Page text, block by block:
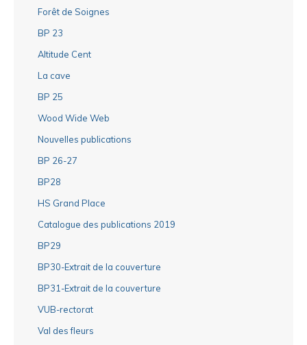
Forêt de Soignes
BP 23
Altitude Cent
La cave
BP 25
Wood Wide Web
Nouvelles publications
BP 26-27
BP28
HS Grand Place
Catalogue des publications 2019
BP29
BP30-Extrait de la couverture
BP31-Extrait de la couverture
VUB-rectorat
Val des fleurs